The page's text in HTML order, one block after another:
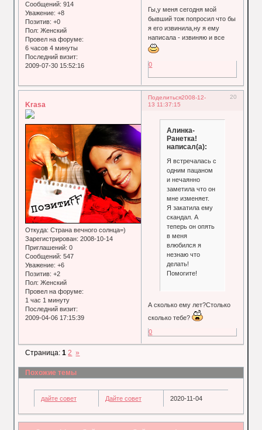
Сообщений: 914
Уважение: +8
Позитив: +0
Пол: Женский
Провел на форуме:
6 часов 4 минуты
Последний визит:
2009-07-30 15:52:16
Гы,у меня сегодня мой
бывший тож попросил что бы
я его извинила,ну я ему
написала - извиняю и все
0
Поделиться 20
2008-12-
13 11:37:15
Krasa
Откуда: Страна вечного солнца=)
Зарегистрирован: 2008-10-14
Приглашений: 0
Сообщений: 547
Уважение: +6
Позитив: +2
Пол: Женский
Провел на форуме:
1 час 1 минуту
Последний визит:
2009-04-06 17:15:39
Алинка-
Ранетка!
написал(а):
Я встречалась с
одним пацаном
и нечаянно
заметила что он
мне изменяет.
Я закатила ему
скандал. А
теперь он опять
в меня
влюбился я
незнаю что
делать!
Помогите!
А сколько ему лет?Столько
сколько тебе?
0
Страница:1 2 »
Похожие темы
дайте совет Дайте совет 2020-11-04